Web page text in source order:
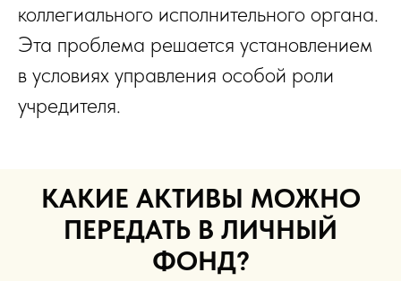
коллегиального исполнительного органа.
Эта проблема решается установлением
в условиях управления особой роли
учредителя.
КАКИЕ АКТИВЫ МОЖНО
ПЕРЕДАТЬ В ЛИЧНЫЙ
ФОНД?